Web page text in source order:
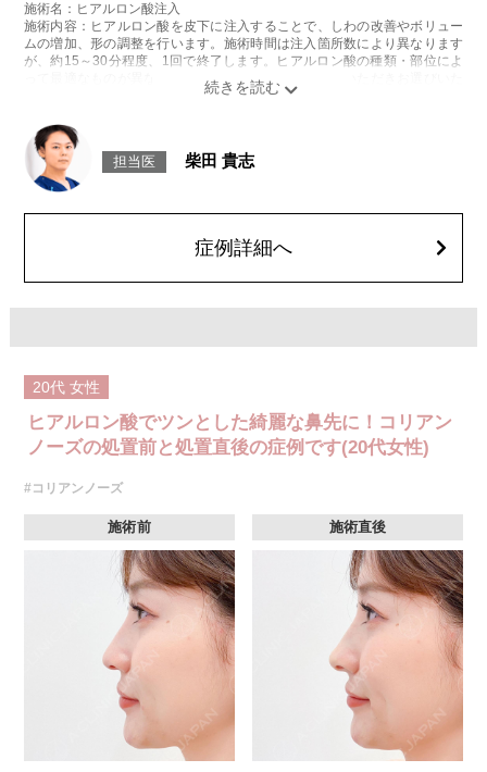
施術名：ヒアルロン酸注入
施術内容：ヒアルロン酸を皮下に注入することで、しわの改善やボリュー
ムの増加、形の調整を行います。施術時間は注入箇所数により異なります
が、約15～30分程度、1回で終了します。ヒアルロン酸の種類・部位によ
って最適なものが異なります。診察時に医師とご相談いただきお選びいた
とがございます。また、稀にアレルギー、細菌感染症、血管閉塞などが生
じることがございます。注入箇所を強く刺激するようなマッサージは1〜2
週間ほどお控えください。
費用：レスチレン 1部位43,800円(税込)～76,800円(税込)
ジュビダームウルトラXC・ジュビダームウルトラ＋XC 1部位98,800円(税
クレヴィエルコントア・クレヴィエルプライム 1部位79,100円(税込)～
ボリューマ 1部位92,300円(税込)～327,800円(税込)
オプション 表面麻酔 3,300円(税込) 笑気麻酔 3,300円(税込)
担当医 柴田 貴志
症例詳細へ
20代 女性
ヒアルロン酸でツンとした綺麗な鼻先に！コリアン
ノーズの処置前と処置直後の症例です(20代女性)
#コリアンノーズ
施術前 施術直後